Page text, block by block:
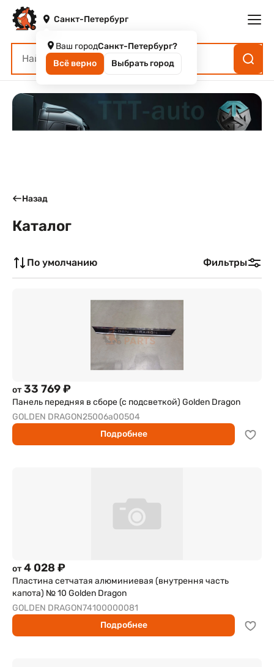
Санкт-Петербург
Ваш городСанкт-Петербург?
Всё верно
Выбрать город
Назад
Каталог
По умолчанию Фильтры
от33 769 ₽
Панель передняя в сборе (с подсветкой) Golden Dragon
GOLDEN DRAGON25006a00504
Подробнее
от4 028 ₽
Пластина сетчатая алюминиевая (внутрення часть
капота) № 10 Golden Dragon
GOLDEN DRAGON74100000081
Подробнее